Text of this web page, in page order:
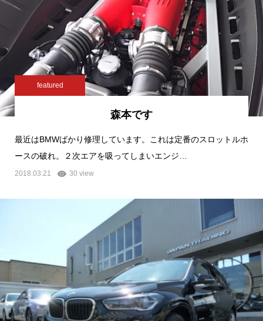
featured
森本です
最近はBMWばかり修理しています。これは定番のスロットルホ
ースの破れ。２次エアを吸ってしまいエンジ…
2018.03.21 30 view